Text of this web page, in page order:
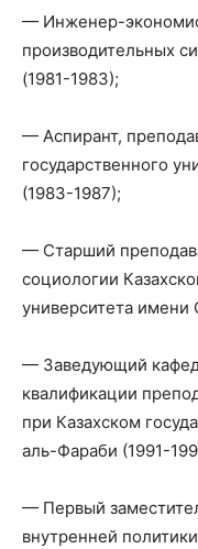
— Инженер-
производительных
(1981-1983);
— Аспирант,
государственного
(1983-1987);
— Старший
социологии
университета имени
— Заведующий
квалификации
при Казахском
аль-Фараби (1991-
— Первый
внутренней